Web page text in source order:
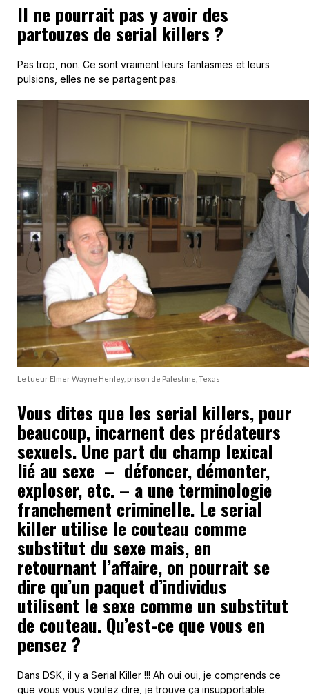
Il ne pourrait pas y avoir des
partouzes de serial killers ?
Pas trop, non. Ce sont vraiment leurs fantasmes et leurs
pulsions, elles ne se partagent pas.
Le tueur Elmer Wayne Henley, prison de Palestine, Texas
Vous dites que les serial killers, pour
beaucoup, incarnent des prédateurs
sexuels. Une part du champ lexical
lié au sexe – défoncer, démonter,
exploser, etc. – a une terminologie
franchement criminelle. Le serial
killer utilise le couteau comme
substitut du sexe mais, en
retournant l’affaire, on pourrait se
dire qu’un paquet d’individus
utilisent le sexe comme un substitut
de couteau. Qu’est-ce que vous en
pensez ?
Dans DSK, il y a Serial Killer !!! Ah oui oui, je comprends ce
que vous vous voulez dire, je trouve ça insupportable.